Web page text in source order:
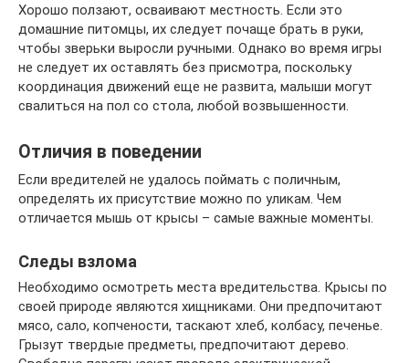
Хорошо ползают, осваивают местность. Если это
домашние питомцы, их следует почаще брать в руки,
чтобы зверьки выросли ручными. Однако во время игры
не следует их оставлять без присмотра, поскольку
координация движений еще не развита, малыши могут
свалиться на пол со стола, любой возвышенности.
Отличия в поведении
Если вредителей не удалось поймать с поличным,
определять их присутствие можно по уликам. Чем
отличается мышь от крысы – самые важные моменты.
Следы взлома
Необходимо осмотреть места вредительства. Крысы по
своей природе являются хищниками. Они предпочитают
мясо, сало, копчености, таскают хлеб, колбасу, печенье.
Грызут твердые предметы, предпочитают дерево.